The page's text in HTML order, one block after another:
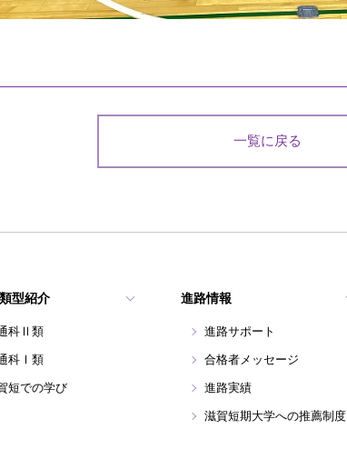
一覧に戻る
型紹介
科Ⅱ類
科Ⅰ類
短での学び
進路情報
進路サポート
合格者メッセージ
進路実績
滋賀短期大学への推薦制度